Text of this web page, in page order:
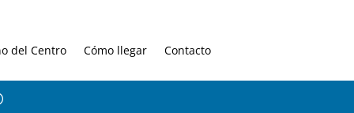
del Centro Cómo llegar Contacto